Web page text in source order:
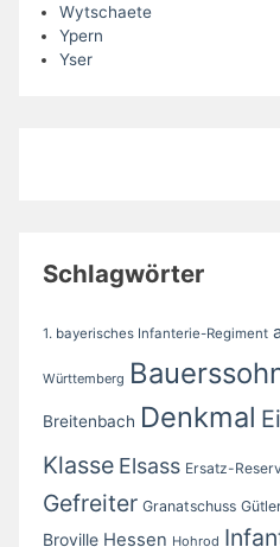
Wytschaete
Ypern
Yser
Schlagwörter
1. bayerisches Infanterie-Regiment
Württemberg
Breitenbach Denkmal
Klasse Elsass Ersatz-
Gefreiter Granatschuss
Broville Hessen Hohrod